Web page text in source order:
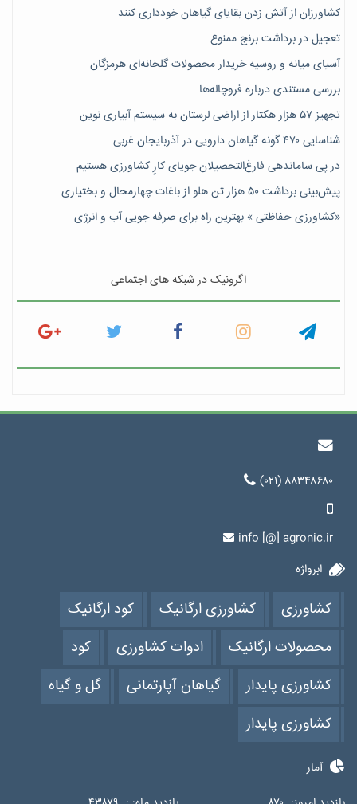
کشاورزان از آتش زدن بقایای گیاهان خودداری کنند
تعجیل در برداشت برنج ممنوع
آسیای میانه و روسیه خریدار محصولات گلخانه‌ای هرمزگان
بررسی مستندی درباره فروچاله‌ها
تجهیز ۵۷ هزار هکتار از اراضی لرستان به سیستم آبیاری نوین
شناسایی ۴۷٠ گونه گیاهان دارویی در آذربایجان غربی
در پی ساماندهی فارغ‌التحصیلان جویای کارِ کشاورزی هستیم
پیش‎‌بینی برداشت ۵۰ هزار تن هلو از باغات چهارمحال و بختیاری
«کشاورزی حفاظتی » بهترین راه برای صرفه جویی آب و انرژی
اگرونیک در شبکه های اجتماعی
(۰۲۱) ۸۸۳۴۸۶۸۰
info [@] agronic.ir
ابرواژه
کشاورزی کشاورزی ارگانیک
کود ارگانیک
محصولات ارگانیک
ادوات کشاورزی
کود
کشاورزی پایدار
گیاهان آپارتمانی
گل و گیاه
کشاورزی پایدار
آمار